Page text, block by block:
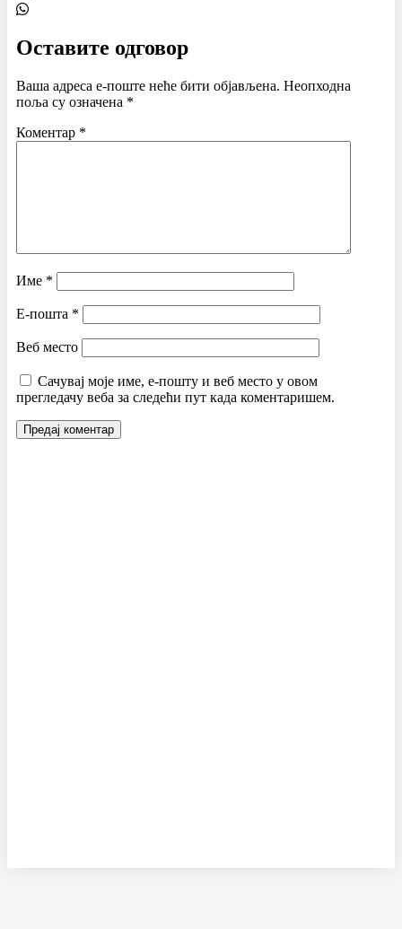
Оставите одговор
Ваша адреса е-поште неће бити објављена. Неопходна
поља су означена *
Коментар *
Име *
Е-пошта *
Веб место
Сачувај моје име, е-пошту и веб место у овом
прегледачу веба за следећи пут када коментаришем.